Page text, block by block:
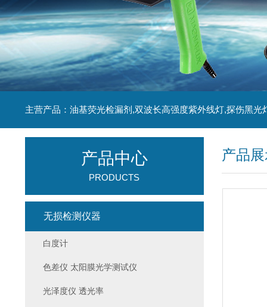
主营产品：油基荧光检漏剂,双波长高强度紫外线灯,探伤黑光
产品
产品中心
PRODUCTS
无损检测仪器
白度计
色差仪 太阳膜光学测试仪
光泽度仪 透光率